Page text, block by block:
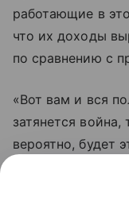
работающие в
что их доходы
по сравнению с
«Вот вам и вся
затянется
вероятно, будет
личного, только